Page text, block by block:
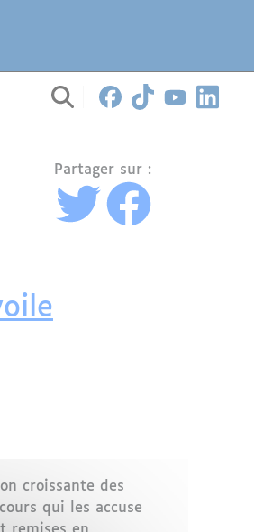
Partager sur :
croissante des
qui les accuse